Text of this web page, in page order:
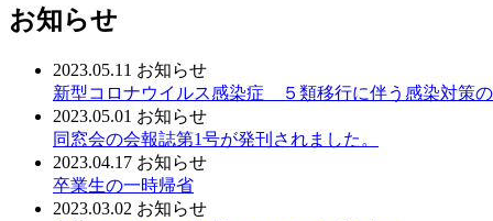
お知らせ
2023.05.11 お知らせ
新型コロナウイルス感染症 ５類移行に伴う感染対策
2023.05.01 お知らせ
同窓会の会報誌第1号が発刊されました。
2023.04.17 お知らせ
卒業生の一時帰省
2023.03.02 お知らせ